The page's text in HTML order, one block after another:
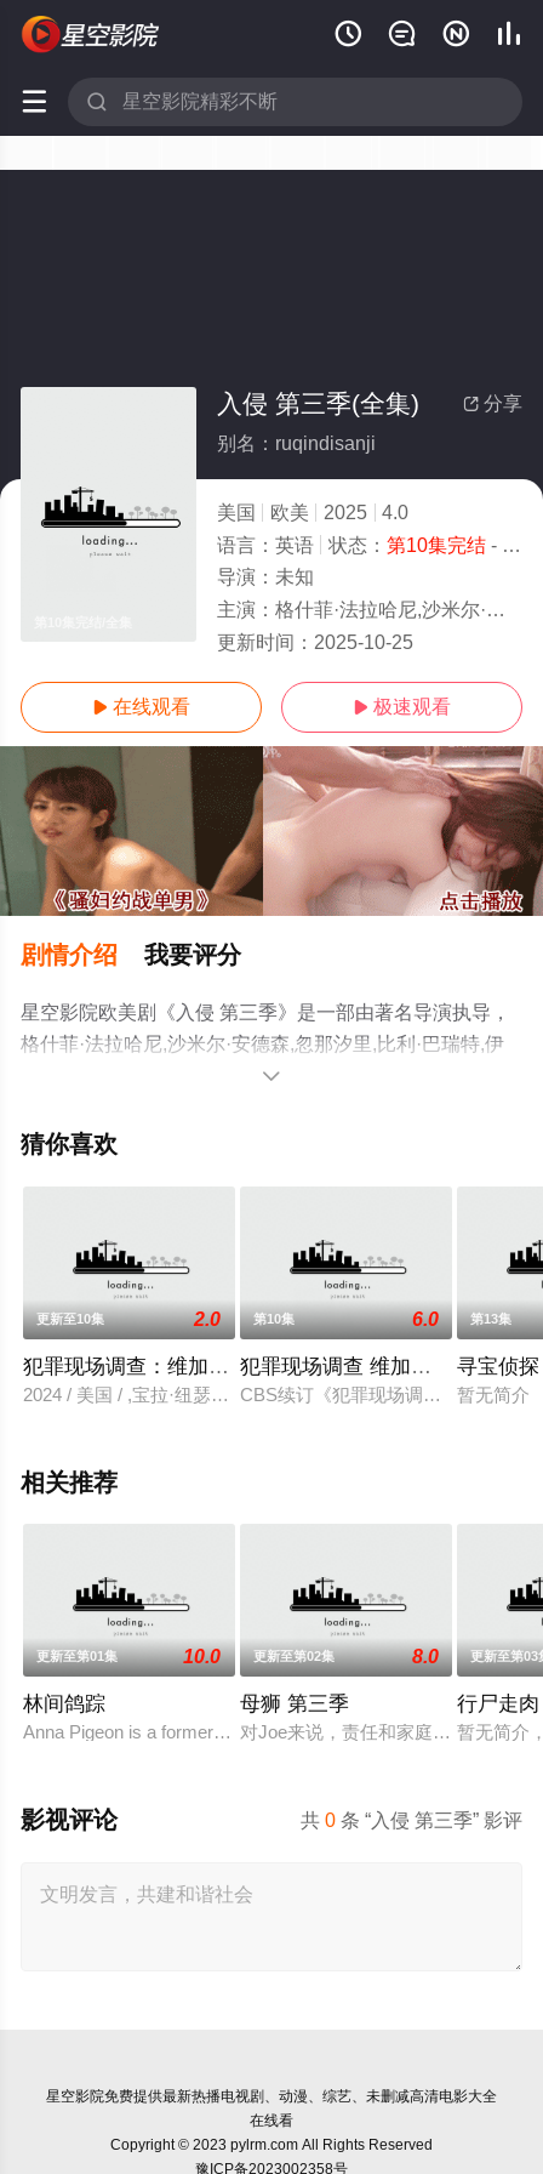
   
 
 分享
入侵 第三季(全集)
别名：ruqindisanji
美国 欧美 2025
4.0
语言： 英语 状态： 第10集完结- 免费在线观看
导演： 未知
主演： 格什菲·法拉哈尼,沙米尔·安德森,忽那汐里,比利·巴瑞特,伊川东吾,Kaito,Kawaguchi,艾奇·罗伯逊
更新时间： 2025-10-25
 在线观看  极速观看
剧情介绍 我要评分
星空影院欧美剧《入侵 第三季》是一部由著名导演执导，
格什菲·法拉哈尼,沙米尔·安德森,忽那汐里,比利·巴瑞特,伊
川东吾,Kaito,Kawaguchi,艾奇·罗伯逊,塔拉·摩耶依地等演
结），手机免费在线观看高清无删减完整版电视剧全集就

猜你喜欢
更新至10集 2.0
犯罪现场调查：维加斯 第三季
2024 / 美国 / ,宝拉·纽瑟姆,曼蒂普·迪伦,萨拉·吉尔曼,玛格·海根
第10集 6.0
犯罪现场调查 维加斯 第三季
CBS续订《犯罪现场调查：维加斯》
第13集
寻宝侦探
暂无简介
相关推荐
更新至第01集 10.0
林间鸽踪
Anna Pigeon is a former city slicker who became a par
更新至第02集 8.0
母狮 第三季
对Joe来说，责任和家庭的内忧外患
更新至第03
行尸走
暂无简介
共0 条 “入侵 第三季” 影评
影视评论
星空影院免费提供最新热播电视剧、动漫、综艺、未删减高清电影大全
在线看
Copyright © 2023 pylrm.com All Rights Reserved
豫ICP备2023002358号